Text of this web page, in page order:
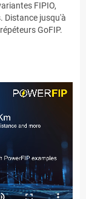
FIPIO,
Distance jusqu'à
GoFIP.